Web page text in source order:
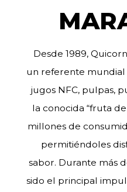
Desde 1989,
un referente mundial
jugos NFC, pulpas,
la conocida “fruta
millones de
permitiéndoles
sabor. Durante más
sido el principal